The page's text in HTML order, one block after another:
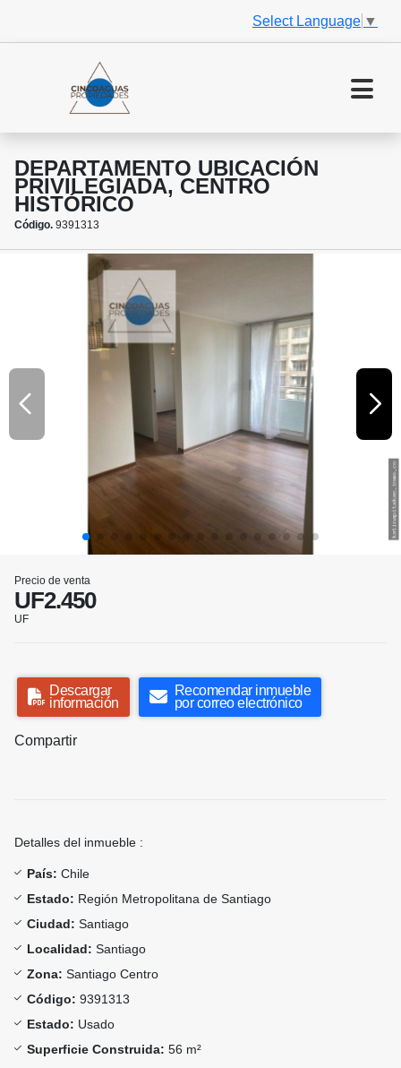
Select Language ▼
DEPARTAMENTO UBICACIÓN
PRIVILEGIADA, CENTRO
HISTÓRICO
Código. 9391313
Precio de venta
UF2.450
UF
Descargar
información
Recomendar inmueble
por correo electrónico
Compartir
Detalles del inmueble :
País: Chile
Estado: Región Metropolitana de Santiago
Ciudad: Santiago
Localidad: Santiago
Zona: Santiago Centro
Código: 9391313
Estado: Usado
Superficie Construida: 56 m²